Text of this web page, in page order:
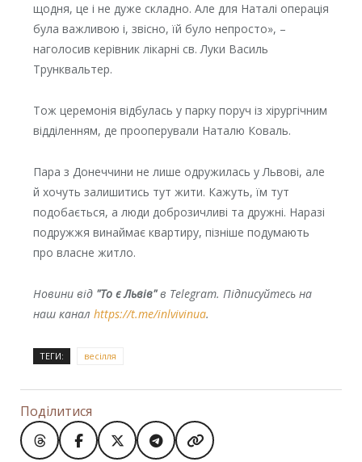
щодня, це і не дуже складно. Але для Наталі операція
була важливою і, звісно, їй було непросто», –
наголосив керівник лікарні св. Луки Василь
Трунквальтер.
Тож церемонія відбулась у парку поруч із хірургічним
відділенням, де прооперували Наталю Коваль.
Пара з Донеччини не лише одружилась у Львові, але
й хочуть залишитись тут жити. Кажуть, їм тут
подобається, а люди доброзичливі та дружні. Наразі
подружжя винаймає квартиру, пізніше подумають
про власне житло.
Новини від "То є Львів"в Telegram. Підписуйтесь на
наш канал https://t.me/inlvivinua.
ТЕГИ: весілля
Поділитися